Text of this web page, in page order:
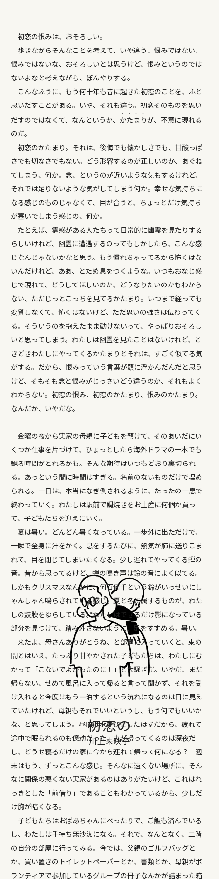
初恋の
川上未映子
初恋の恨みは、おそろしい。
歩きながらそんなことを考えて、いや違う、恨みではない、
恨みではないな、おそろしいとは思うけど、恨みというのでは
ないよなと考えながら、ぼんやりする。
こんなふうに、もう何十年も昔に起きた初恋のことを、ふと
思いだすことがある。いや、それも違う。初恋そのものを思い
だすのではなくて、なんというか、か
、
た
、
ま
、
り
、
が、不意に現れる
のだ。
初恋のかたまり。それは、後悔でも懐かしさでも、甘酸っぱ
さでも切なさでもない。どう形容するのが正しいのか、あぐね
てしまう、何か。念、というのが近いような気もするけれど、
それでは足りないような気がしてしまう何か。幸せな気持ちに
なる感じのものじゃなくて、目が合うと、ちょっとだけ気持ち
が塞いでしまう感じの、何か。
たとえば、霊感がある人たちって日常的に幽霊を見たりする
らしいけれど、幽霊に遭遇するのってもしかしたら、こんな感
じなんじゃないかなと思う。もう慣れちゃってるから怖くはな
いんだけれど、ああ、とため息をつくような。いつもおなじ感
じで現れて、どうしてほしいのか、どうなりたいのかもわから
ない、ただじっとこっちを見てるかたまり。いつまで経っても
変質しなくて、怖くはないけど、ただ思いの強さは伝わってく
る。そういうのを抱えたまま動けないって、やっぱりおそろし
いと思ってしまう。わたしは幽霊を見たことはないけれど、と
きどきわたしにやってくるかたまりとそれは、すごく似てる気
がする。だから、恨みっていう言葉が頭に浮かんだんだと思う
けど、そもそも念と恨みがじっさいどう違うのか、それもよく
わからない。初恋の恨み、初恋のかたまり、恨みのかたまり。
なんだか、いやだな。
金曜の夜から実家の母親に子どもを預けて、そのあいだにい
くつか仕事を片づけて、ひょっとしたら海外ドラマの一本でも
観る時間がとれるかも。そんな期待はいつもどおり裏切られ
る。あっという間に時間はすぎる。名前のないものだけで埋め
られる。一日は、本当になぎ倒されるように、たったの一息で
終わっていく。わたしは駅前で鯛焼きをお土産に何個か買っ
て、子どもたちを迎えにいく。
夏は暑い。どんどん暑くなっている。一歩外に出ただけで、
一瞬で全身に汗をかく。息をするたびに、熱気が肺に送りこま
れて、目を閉じてしまいたくなる。少し遅れてやってくる蝉の
音。昔から思ってるけど、蝉の鳴き声は鈴の音によく似てる。
しかもクリスマスなんかに、何百何千という鈴がいっせいにし
ゃんしゃん鳴らされている感じ。夏と冬に属するものが、わた
しの鼓膜をゆらしている。わたしはできるだけ影になっている
部分を見つけて、踏み外さないように、足をすすめる。暑い。
来たよ、母さんありがとうね、と部屋に入っていくと、束の
間とはいえ、たっぷり甘やかされた子どもたちは、わたしにむ
かって「こないでよかったのに！」と大騒ぎだ。いやだ、まだ
帰らない、せめて風呂に入って帰ると言って聞かず、それを受
け入れると今度はもう一泊するという流れになるのは目に見え
ていたけれど、母親もそれでいいというし、もう何でもいいか
な、と思ってしまう。昼間は水遊びをしたはずだから、疲れて
途中で眠られるのも億劫だった。夫が帰ってくるのは深夜だ
し、どうせ寝るだけの家に今から連れて帰って何になる？ 週
末はもう、ずっとこんな感じ。そんなに遠くない場所に、そん
なに関係の悪くない実家があるのはありがたいけど、これはれ
っきとした「前借り」であることもわかっているから、少しだ
け胸が暗くなる。
子どもたちはおばあちゃんにべったりで、ご飯も済んでいる
し、わたしは手持ち無沙汰になる。それで、なんとなく、二階
の自分の部屋に行ってみる。今では、父親のゴルフバッグと
か、買い置きのトイレットペーパーとか、書類とか、母親がボ
ランティアで参加しているグループの冊子なんかが詰まった箱